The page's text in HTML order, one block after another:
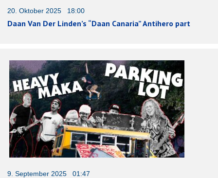
20. Oktober 2025 18:00
Daan Van Der Linden’s “Daan Canaria” Antihero part
9. September 2025 01:47